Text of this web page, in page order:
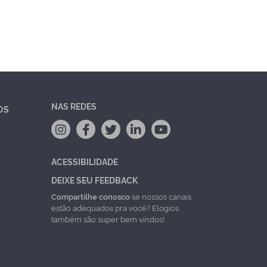
NAS REDES
ACESSIBILIDADE
DEIXE SEU FEEDBACK
Compartilhe conoscose nossos canais
estão adequados pra você? Elogios
também são super bem vindos!